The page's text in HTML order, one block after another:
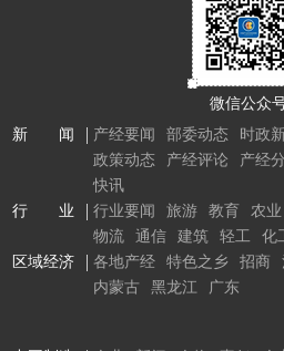
微信公众
新 闻
产经要闻 部委动态 时政
政策动态
产经评论 产经
快讯
行 业
行业要闻 旅游 教育 农业
物流
通信 建筑 轻工 化工
区域经济
各地产经 特色之乡 招商
内蒙古
黑龙江 广东